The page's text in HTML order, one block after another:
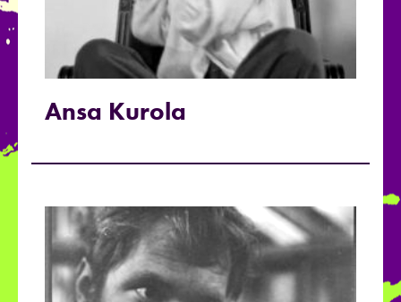
Ansa Kurola